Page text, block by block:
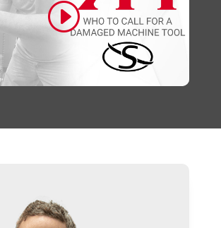
para aceitar os cookies marketing e
ativar este conteúdo